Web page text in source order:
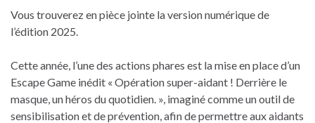
Vous trouverez en pièce jointe la version numérique de
l’édition 2025.
Cette année, l’une des actions phares est la mise en place d’un
Escape Game inédit « Opération super-aidant ! Derrière le
masque, un héros du quotidien. », imaginé comme un outil de
sensibilisation et de prévention, afin de permettre aux aidants